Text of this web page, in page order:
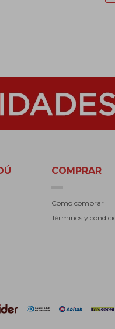
COMPRAR
Como comprar
Términos y